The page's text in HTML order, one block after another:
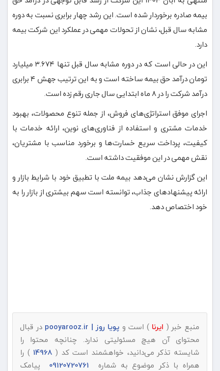
بیمه صادره برخوردار شده است. این رشد چهار برابری نسبت به دوره
مشابه سال قبل، نشان از تحولات مهمی در عملکرد این شرکت بیمه
دارد.
این در حالی است که در دوره مشابه سال قبل تنها ۳.۶۷۴ میلیارد
تومان درآمد حق بیمه ساخته است و به این ترتیب جهش ۴ برابری
درآمد شرکت را در ۸ ماه ابتدایی سال جاری رقم زده است.
اجرای موفق استراتژی‌های فروش، از جمله تنوع محصولات، بهبود
خدمات مشتری و استفاده از فناوری‌های نوین، ارائه خدمات با
کیفیت، پرداخت سریع خسارت‌ها و برخورد مناسب با مشتریان،
نقش مهمی در این موفقیت داشته است.
این گزارش نشان می‌دهد بیمه ملت با تطبیق خود با شرایط بازار و
ارائه پیشنهادهای جذاب، توانسته است سهم بیشتری از بازار را به
خود اختصاص دهد.
منبع خبر ( ایرنا ) است وپویا روز | pooyarooz.ir
در قبال
محتوای آن هیچ مسئولیتی ندارد. چنانچه محتوا را
شایسته تذکر می‌دانید، خواهشمند است کد (14968
) را
همراه با ذکر موضوع به شماره
پیامک